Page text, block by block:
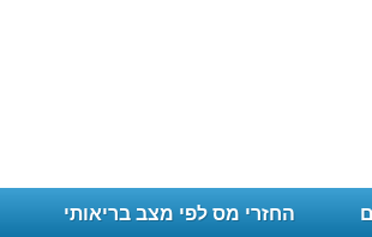
החזרי מס לפי מצב בריאותי